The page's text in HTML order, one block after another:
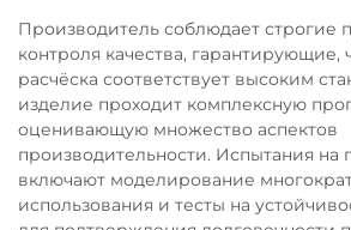
Производитель соблюдает строгие
контроля качества, гарантирующие,
расчёска соответствует высоким
изделие проходит комплексную
оценивающую множество аспектов
производительности. Испытания на
включают моделирование
использования и тесты на